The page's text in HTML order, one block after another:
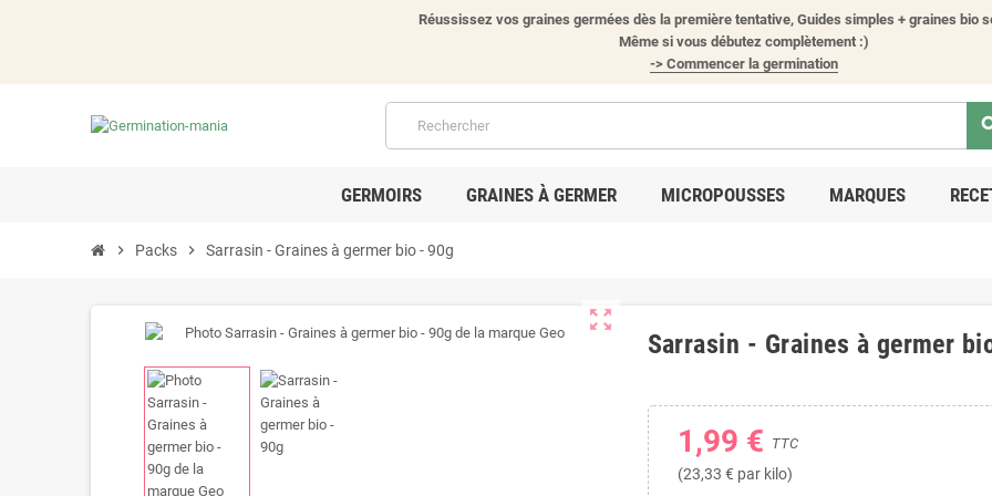
Réussissez vos graines germées dès la première tentative, Guides simples + graines bio
Même si vous débutez complètement :)
-> Commencer la germination
GERMOIRS GRAINES À GERMER MICROPOUSSES MARQUES
chevron_right Packs chevron_right Sarrasin - Graines à germer bio - 90g
zoom_out_map
Sarrasin - Graines à germer
1,99 € TTC
(23,33 € par kilo)